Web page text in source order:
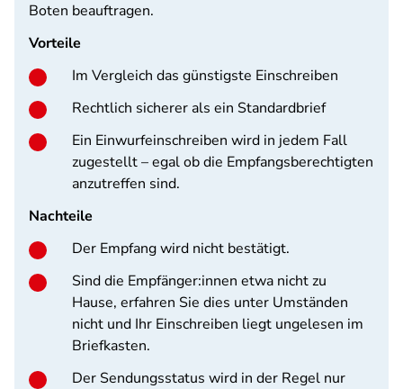
Boten beauftragen.
Vorteile
Im Vergleich das günstigste Einschreiben
Rechtlich sicherer als ein Standardbrief
Ein Einwurfeinschreiben wird in jedem Fall
zugestellt – egal ob die Empfangsberechtigten
anzutreffen sind.
Nachteile
Der Empfang wird nicht bestätigt.
Sind die Empfänger:innen etwa nicht zu
Hause, erfahren Sie dies unter Umständen
nicht und Ihr Einschreiben liegt ungelesen im
Briefkasten.
Der Sendungsstatus wird in der Regel nur